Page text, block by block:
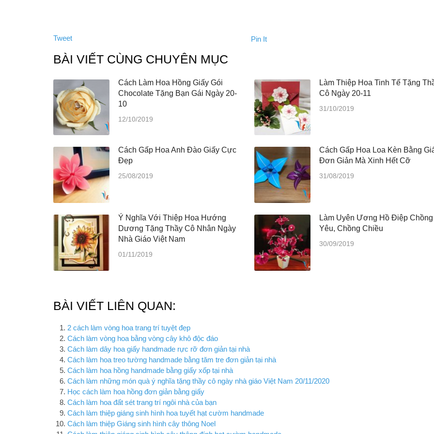
Tweet Pin It
BÀI VIẾT CÙNG CHUYÊN MỤC
Cách Làm Hoa Hồng Giấy Gói
Chocolate Tặng Bạn Gái Ngày 20-
10
12/10/2019
Làm Thiệp Hoa Tinh Tế Tặng
Cô Ngày 20-11
31/10/2019
Cách Gấp Hoa Anh Đào Giấy Cực
Đẹp
25/08/2019
Cách Gấp Hoa Loa Kèn Bằng
Đơn Giản Mà Xinh Hết Cỡ
31/08/2019
Ý Nghĩa Với Thiệp Hoa Hướng
Dương Tặng Thầy Cô Nhân Ngày
Nhà Giáo Việt Nam
01/11/2019
Làm Uyên Ương Hồ Điệp Chồng
Yêu, Chồng Chiều
30/09/2019
BÀI VIẾT LIÊN QUAN:
2 cách làm vòng hoa trang trí tuyệt đẹp
Cách làm vòng hoa bằng vòng cây khô độc đáo
Cách làm dây hoa giấy handmade rực rỡ đơn giản tại nhà
Cách làm hoa treo tường handmade bằng tăm tre đơn giản tại nhà
Cách làm hoa hồng handmade bằng giấy xốp tại nhà
Cách làm những món quà ý nghĩa tặng thầy cô ngày nhà giáo Việt Nam 20/11/2020
Học cách làm hoa hồng đơn giản bằng giấy
Cách làm hoa đất sét trang trí ngôi nhà của bạn
Cách làm thiệp giáng sinh hình hoa tuyết hạt cườm handmade
Cách làm thiệp Giáng sinh hình cây thông Noel